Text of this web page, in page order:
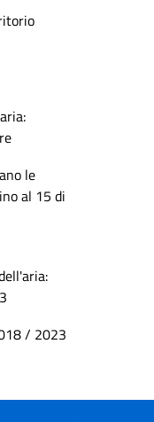
le
al 15 di
/ 2023